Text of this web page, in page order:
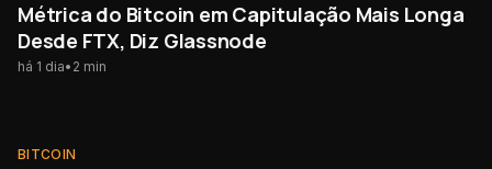
Métrica do Bitcoin em Capitulação Mais Longa
Desde FTX, Diz Glassnode
há 1 dia• 2 min
BITCOIN
BITCOIN